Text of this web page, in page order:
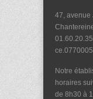
47, avenue
Notre
horaires
de 8h30 à